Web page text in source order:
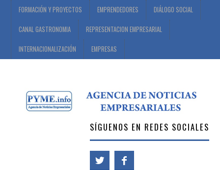
FORMACIÓN Y PROYECTOS EMPRENDEDORES DIÁLOGO SOCIAL
CANAL GASTRONOMIA REPRESENTACION EMPRESARIAL
INTERNACIONALIZACIÓN EMPRESAS
SÍGUENOS EN REDES SOCIALES